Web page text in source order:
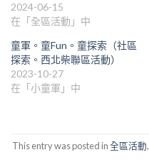
2024-06-15
在「全區活動」中
童軍。童Fun。童探索（社區
探索。西北柴聯區活動）
2023-10-27
在「小童軍」中
This entry was posted in全區活動,